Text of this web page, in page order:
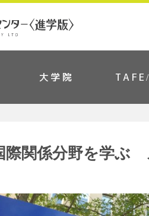
大学院
際関係分野を学ぶ